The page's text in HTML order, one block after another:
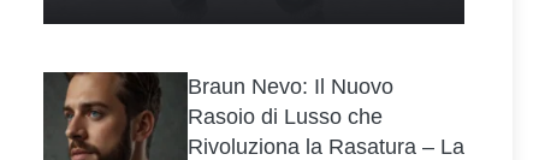
Braun Nevo: Il Nuovo
Rasoio di Lusso che
Rivoluziona la Rasatura – La